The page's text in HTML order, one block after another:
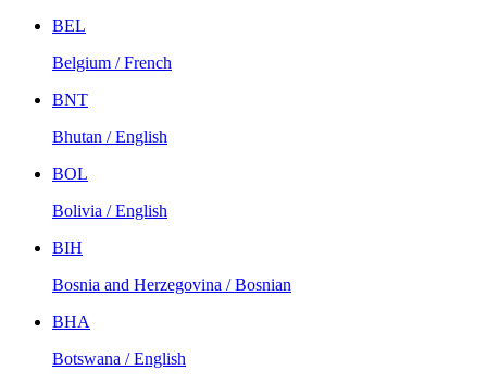
BEL
Belgium / French
BNT
Bhutan / English
BOL
Bolivia / English
BIH
Bosnia and Herzegovina / Bosnian
BHA
Botswana / English